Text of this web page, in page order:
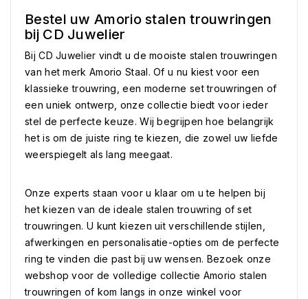
Bestel uw Amorio stalen trouwringen
bij CD Juwelier
Bij CD Juwelier vindt u de mooiste stalen trouwringen
van het merk Amorio Staal. Of u nu kiest voor een
klassieke trouwring, een moderne set trouwringen of
een uniek ontwerp, onze collectie biedt voor ieder
stel de perfecte keuze. Wij begrijpen hoe belangrijk
het is om de juiste ring te kiezen, die zowel uw liefde
weerspiegelt als lang meegaat.
Onze experts staan voor u klaar om u te helpen bij
het kiezen van de ideale stalen trouwring of set
trouwringen. U kunt kiezen uit verschillende stijlen,
afwerkingen en personalisatie-opties om de perfecte
ring te vinden die past bij uw wensen. Bezoek onze
webshop voor de volledige collectie Amorio stalen
trouwringen of kom langs in onze winkel voor